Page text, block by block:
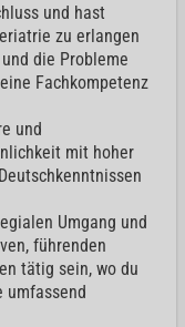
und hast
zu erlangen
die Probleme
Fachkompetenz
und
mit hoher
Umgang und
führenden
tätig sein, wo du
umfassend